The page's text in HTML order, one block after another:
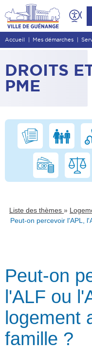
Contenu
Entête de page
Menu principal
Pied de page
Accueil Mes démarches
DROITS
PME
Liste des thèmes »
Peut-on percevoir l'APL,
Peut-on
l'ALF ou
logement
famille ?